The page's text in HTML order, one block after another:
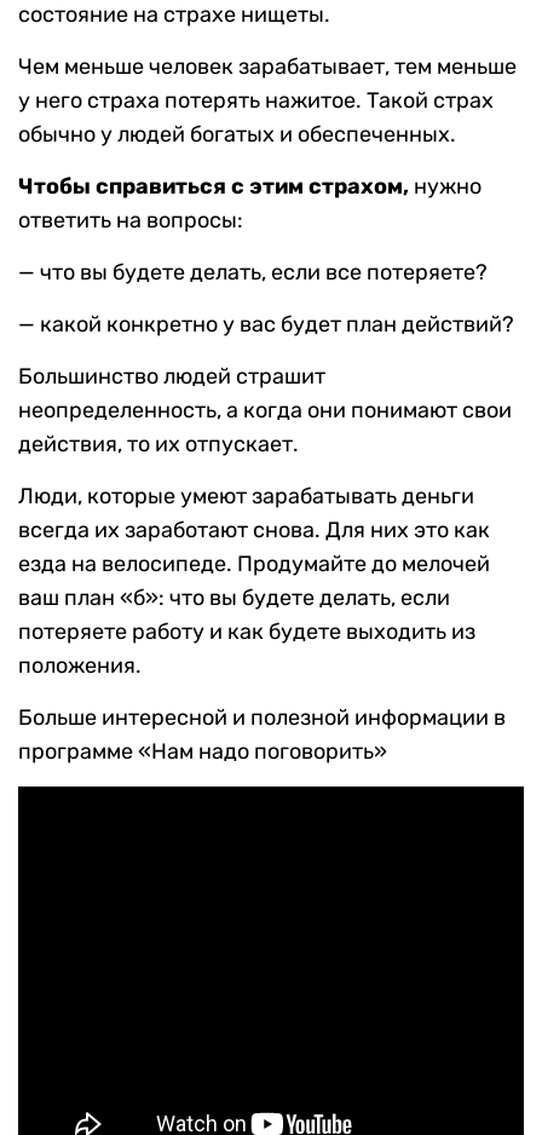
состояние на страхе нищеты.
Чем меньше человек зарабатывает, тем меньше
у него страха потерять нажитое. Такой страх
обычно у людей богатых и обеспеченных.
Чтобы справиться с этим страхом, нужно
ответить на вопросы:
— что вы будете делать, если все потеряете?
— какой конкретно у вас будет план действий?
Большинство людей страшит
неопределенность, а когда они понимают свои
действия, то их отпускает.
Люди, которые умеют зарабатывать деньги
всегда их заработают снова. Для них это как
езда на велосипеде. Продумайте до мелочей
ваш план «б»: что вы будете делать, если
потеряете работу и как будете выходить из
положения.
Больше интересной и полезной информации в
программе «Нам надо поговорить»